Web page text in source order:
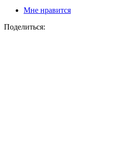
Мне нравится
Поделиться: